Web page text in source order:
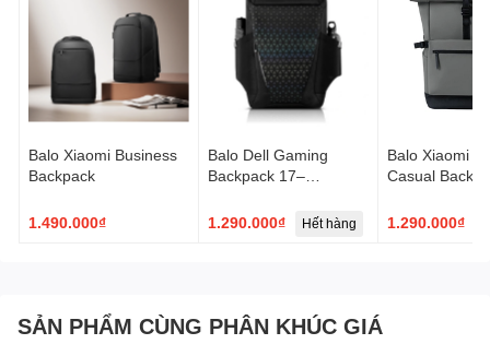
Balo Xiaomi Business
Backpack
1.490.000₫
Balo Dell Gaming
Backpack 17–
1.290.000₫
Hết hàng
Balo Xiaomi
Casual
1.290.000₫
SẢN PHẨM CÙNG PHÂN KHÚC GIÁ